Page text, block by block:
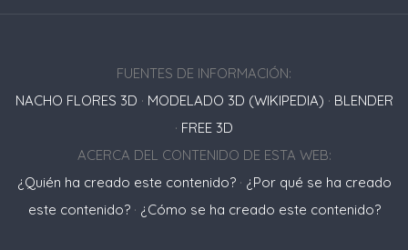
FUENTES DE INFORMACIÓN:
NACHO FLORES 3D · MODELADO 3D (WIKIPEDIA) · BLENDER
· FREE 3D
ACERCA DEL CONTENIDO DE ESTA WEB:
¿Quién ha creado este contenido?· ¿Por qué se ha creado
este contenido?· ¿Cómo se ha creado este contenido?